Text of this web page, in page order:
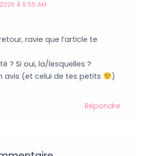
2026 À 9:55 AM
ravie que l’article te
? Si oui, la/lesquelles ?
avis (et celui de tes petits
)
Répondre